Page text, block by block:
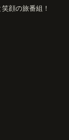
顔の旅番組！